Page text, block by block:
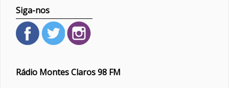
Siga-nos
Rádio Montes Claros 98 FM